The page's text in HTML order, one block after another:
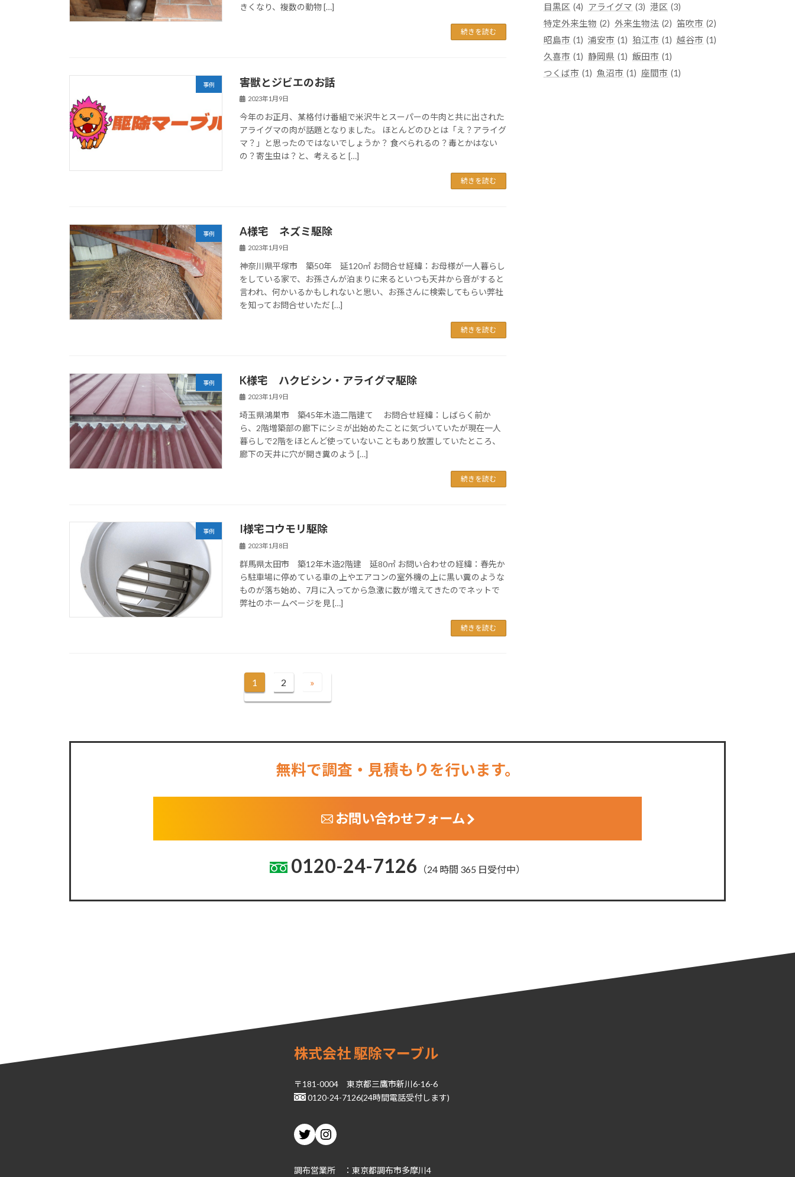
きくなり、複数の動物 […]
続きを読む
事例 害獣とジビエのお話
2023年1月9日
今年のお正月、某格付け番組で米沢牛とスーパーの牛肉と共に出された
アライグマの肉が話題となりました。 ほとんどのひとは「え？アライグ
マ？」と思ったのではないでしょうか？ 食べられるの？毒とかはない
の？寄生虫は？と、考えると […]
続きを読む
事例 A様宅 ネズミ駆除
2023年1月9日
神奈川県平塚市 築50年 延120㎡ お問合せ経緯：お母様が一人暮らし
をしている家で、お孫さんが泊まりに来るといつも天井から音がすると
言われ、何かいるかもしれないと思い、お孫さんに検索してもらい弊社
を知ってお問合せいただ […]
続きを読む
事例 K様宅 ハクビシン・アライグマ駆除
2023年1月9日
埼玉県鴻巣市 築45年木造二階建て お問合せ経緯：しばらく前か
ら、2階増築部の廊下にシミが出始めたことに気づいていたが現在一人
暮らしで2階をほとんど使っていないこともあり放置していたところ、
廊下の天井に穴が開き糞のよう […]
続きを読む
事例 I様宅コウモリ駆除
2023年1月8日
群馬県太田市 築12年木造2階建 延80㎡ お問い合わせの経緯：春先か
ら駐車場に停めている車の上やエアコンの室外機の上に黒い糞のような
ものが落ち始め、7月に入ってから急激に数が増えてきたのでネットで
弊社のホームページを見 […]
続きを読む
固
ジ
1
固
ジ
2 »
目黒区 (4) アライグマ (3) 港区 (3)
特定外来生物 (2) 外来生物法 (2) 笛吹市 (2)
昭島市 (1) 浦安市 (1) 狛江市 (1) 越谷市 (1)
久喜市 (1) 静岡県 (1) 飯田市 (1)
つくば市 (1) 魚沼市 (1) 座間市 (1)
無料で調査・見積もりを行います。
お問い合わせフォーム
0120-24-7126 （24 時間 365 日受付中）
株式会社 駆除マーブル
〒181-0004 東京都三鷹市新川6-16-6
0120-24-7126(24時間電話受付します)
TwitterInstagram
調布営業所 ：東京都調布市多摩川4